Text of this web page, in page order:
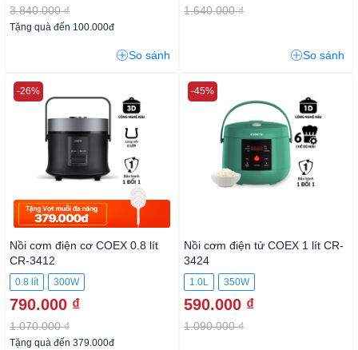
3.840.000 ₫
Tặng quà đến 100.000đ
So sánh
1.640.000 ₫
So sánh
Nồi cơm điện cơ COEX 0.8 lít
CR-3412
0.8 lít 300W
790.000 ₫
1.070.000 ₫
-26%
Tặng quà đến 379.000đ
Nồi cơm điện tử COEX 1 lít CR-
3424
1.0L 350W
590.000 ₫
1.090.000 ₫
-45%